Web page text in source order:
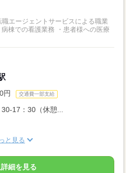
エージェントサービスによる職業
棟での看護業務 ・患者様への医療
円 交通費一部支給
17：30（休憩...
と見る
細を見る